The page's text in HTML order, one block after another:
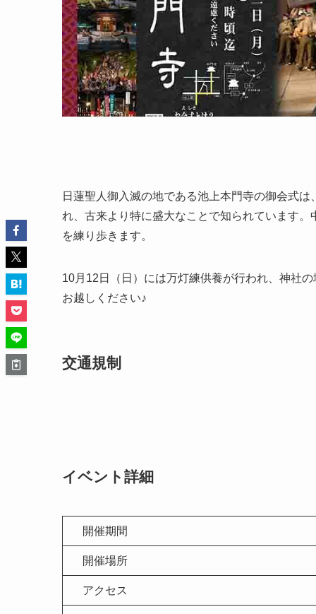
日蓮聖人御入滅の地である池上本門寺の御会式
れ、古来より特に盛大なことで知られています
を練り歩きます。
10月12日（日）には万灯練供養が行われ、神社
お越しください♪
交通規制
イベント詳細
開催期間
開催場所
アクセス